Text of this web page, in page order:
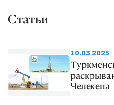
Статьи
10.03.2025
Челекена